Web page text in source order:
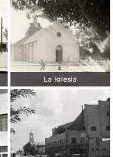
La Iglesia